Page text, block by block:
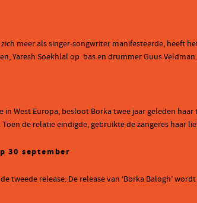
zich meer als singer-songwriter manifesteerde,
Yaresh Soekhlal op bas en drummer Guus Veldman.
West Europa, besloot Borka twee jaar geleden
de relatie eindigde, gebruikte de zangeres haar
30 september
de tweede release. De release van ‘Borka Balogh’